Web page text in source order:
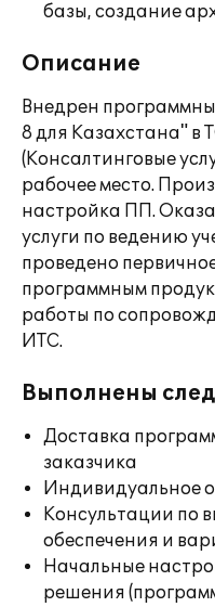
базы, создание
Описание
Внедрен
8 для Казахстана" в
(Консалтинговые
рабочее место.
настройка ПП.
услуги по ведению
проведено
программным
работы по
ИТС.
Выполнены
Доставка
заказчика
Индивидуальное
Консультации по
обеспечения и
Начальные
решения